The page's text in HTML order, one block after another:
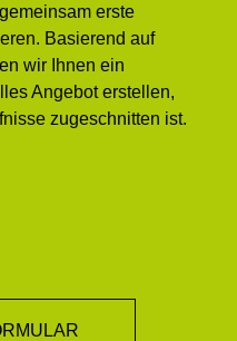
erste
Basierend auf
wir Ihnen ein
Angebot erstellen,
zugeschnitten ist.